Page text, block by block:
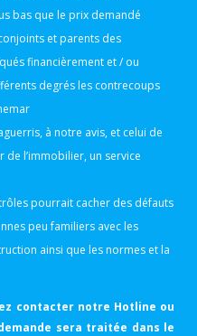
bas que le prix demandé
et parents des
financièrement et / ou
degrés les contrecoups
à notre avis, et celui de
l’immobilier, un service
pourrait cacher des défauts
peu familiers avec les
ainsi que les normes et la
contacter notre Hotline ou
sera traitée dans le